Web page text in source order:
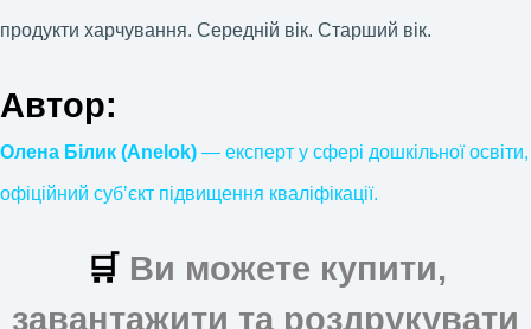
продукти харчування. Середній вік. Старший вік.
Автор:
Олена Білик (Anelok) — експерт у сфері дошкільної освіти,
офіційний субʼєкт підвищення кваліфікації.
🛒 Ви можете купити,
завантажити та роздрукувати